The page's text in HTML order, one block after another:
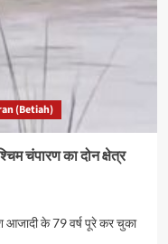
(Betiah)
चंपारण का दोन क्षेत्र
आजादी के 79 वर्ष पूरे कर चुका